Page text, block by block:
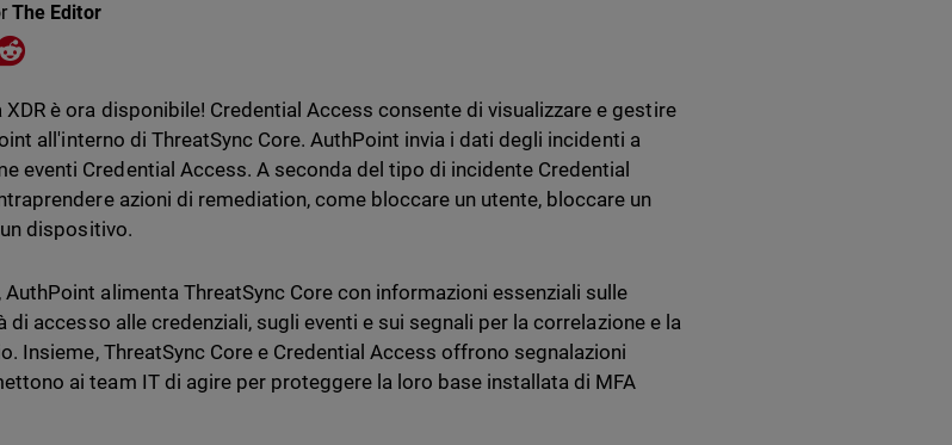
The Editor
on X
Share on Reddit
XDR è ora disponibile! Credential Access consente di visualizzare e gestire
all'interno di ThreatSync Core. AuthPoint invia i dati degli incidenti a
eventi Credential Access. A seconda del tipo di incidente Credential
azioni di remediation, come bloccare un utente, bloccare un
dispositivo.
AuthPoint alimenta ThreatSync Core con informazioni essenziali sulle
di accesso alle credenziali, sugli eventi e sui segnali per la correlazione e la
Insieme, ThreatSync Core e Credential Access offrono segnalazioni
ai team IT di agire per proteggere la loro base installata di MFA